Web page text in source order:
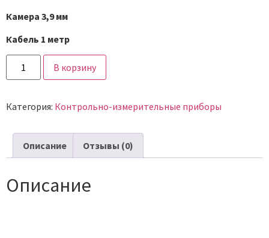
Камера 3,9 мм
Кабель 1 метр
В корзину
Категория: Контрольно-измерительные приборы
Описание Отзывы (0)
Описание